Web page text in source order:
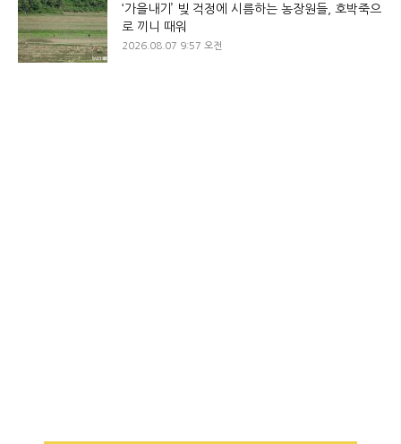
‘가을내기’ 빚 걱정에 시름하는 농장원들, 호박죽으
로 끼니 때워
2026.08.07 9:57 오전